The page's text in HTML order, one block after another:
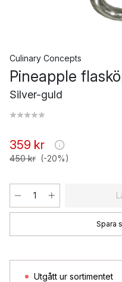
Culinary Concepts
Pineapple
Silver-guld
359 kr
450 kr (-20%)
Spara
Utgått ur sortimentet